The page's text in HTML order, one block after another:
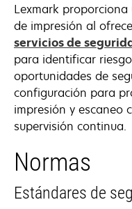
Lexmark
de impresión al
servicios de
para identificar
oportunidades de
configuración para
impresión y escaneo
supervisión continua.
Normas
Estándares de